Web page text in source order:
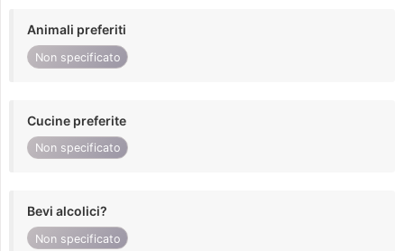
Animali preferiti
Non specificato
Cucine preferite
Non specificato
Bevi alcolici?
Non specificato